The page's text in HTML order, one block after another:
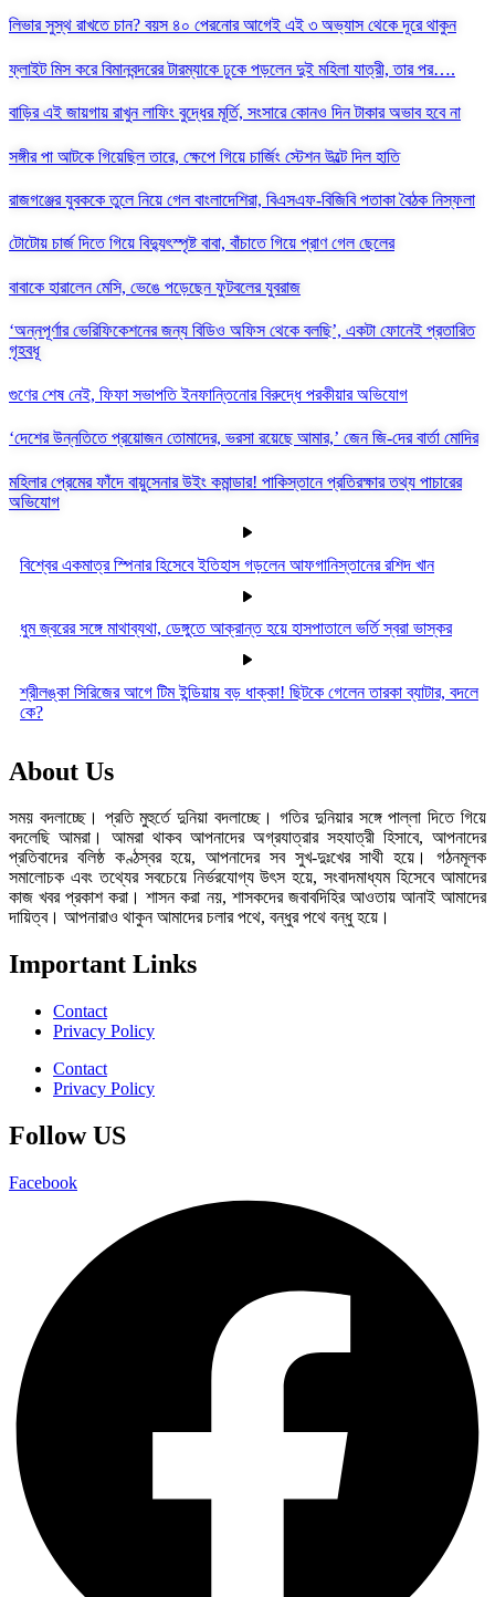
লিভার সুস্থ রাখতে চান? বয়স ৪০ পেরনোর আগেই এই ৩ অভ্যাস থেকে দূরে থাকুন
ফ্লাইট মিস করে বিমানবন্দরের টারম্যাকে ঢুকে পড়লেন দুই মহিলা যাত্রী, তার পর….
বাড়ির এই জায়গায় রাখুন লাফিং বুদ্ধের মূর্তি, সংসারে কোনও দিন টাকার অভাব হবে না
সঙ্গীর পা আটকে গিয়েছিল তারে, ক্ষেপে গিয়ে চার্জিং স্টেশন উল্টে দিল হাতি
রাজগঞ্জের যুবককে তুলে নিয়ে গেল বাংলাদেশিরা, বিএসএফ-বিজিবি পতাকা বৈঠক নিস্ফলা
টোটোয় চার্জ দিতে গিয়ে বিদ্যুৎস্পৃষ্ট বাবা, বাঁচাতে গিয়ে প্রাণ গেল ছেলের
বাবাকে হারালেন মেসি, ভেঙে পড়েছেন ফুটবলের যুবরাজ
‘অন্নপূর্ণার ভেরিফিকেশনের জন্য বিডিও অফিস থেকে বলছি’, একটা ফোনেই প্রতারিত
গৃহবধূ
গুণের শেষ নেই, ফিফা সভাপতি ইনফান্তিনোর বিরুদ্ধে পরকীয়ার অভিযোগ
‘দেশের উন্নতিতে প্রয়োজন তোমাদের, ভরসা রয়েছে আমার,’ জেন জি-দের বার্তা মোদির
মহিলার প্রেমের ফাঁদে বায়ুসেনার উইং কমান্ডার! পাকিস্তানে প্রতিরক্ষার তথ্য পাচারের
অভিযোগ
বিশ্বের একমাত্র স্পিনার হিসেবে ইতিহাস গড়লেন আফগানিস্তানের রশিদ খান
ধুম জ্বরের সঙ্গে মাথাব্যথা, ডেঙ্গুতে আক্রান্ত হয়ে হাসপাতালে ভর্তি স্বরা ভাস্কর
শ্রীলঙ্কা সিরিজের আগে টিম ইন্ডিয়ায় বড় ধাক্কা! ছিটকে গেলেন তারকা ব্যাটার, বদলে
কে?
About Us
সময় বদলাচ্ছে। প্রতি মুহুর্তে দুনিয়া বদলাচ্ছে। গতির দুনিয়ার সঙ্গে পাল্লা দিতে গিয়ে
বদলেছি আমরা। আমরা থাকব আপনাদের অগ্রযাত্রার সহযাত্রী হিসাবে, আপনাদের
প্রতিবাদের বলিষ্ঠ কণ্ঠস্বর হয়ে, আপনাদের সব সুখ-দুঃখের সাথী হয়ে। গঠনমূলক
সমালোচক এবং তথ্যের সবচেয়ে নির্ভরযোগ্য উ‍ৎস হয়ে, সংবাদমাধ্যম হিসেবে আমাদের
কাজ খবর প্রকাশ করা। শাসন করা নয়, শাসকদের জবাবদিহির আওতায় আনাই আমাদের
দায়িত্ব। আপনারাও থাকুন আমাদের চলার পথে, বন্ধুর পথে বন্ধু হয়ে।
Important Links
Contact
Privacy Policy
Contact
Privacy Policy
Follow US
Facebook